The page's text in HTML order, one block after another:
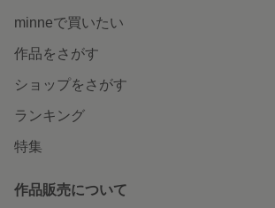
minneで買いたい
作品をさがす
ショップをさがす
ランキング
特集
作品販売について